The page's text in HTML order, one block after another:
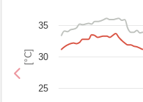
[°C]
25
30
35
Previous